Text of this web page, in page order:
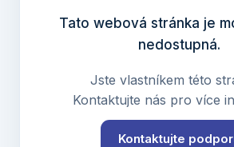
Tato webová stránka je
nedostupná.
Jste vlastníkem této
Kontaktujte nás pro více
Kontaktujte